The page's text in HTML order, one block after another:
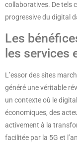
collaboratives. De tels
progressive du digital
Les
les services
L’essor des sites
généré une véritable
un contexte où le
économiques, des
activement à la
facilitée par la 5G et